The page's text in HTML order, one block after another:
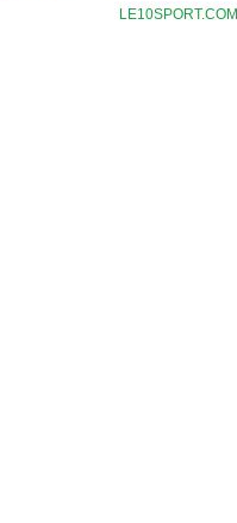
LE10SPORT.COM